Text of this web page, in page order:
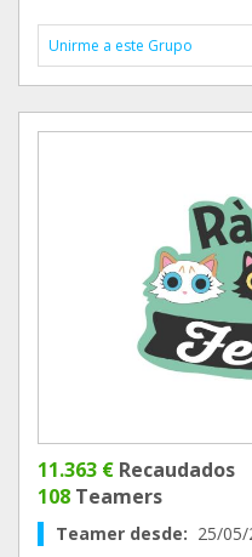
Unirme a este Grupo
11.363 € Recaudados
108 Teamers
Teamer desde: 25/